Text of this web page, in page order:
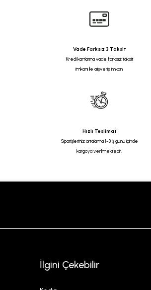
Vade Farksız 3 Taksit
Kredi kartlarına vade farksız taksit
imkanı ile alışveriş imkanı
Hızlı Teslimat
Siparişleriniz ortalama 1-3 iş günü içinde
kargoya verilmektedir.
İlgini Çekebilir